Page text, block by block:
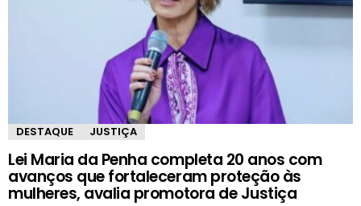
DESTAQUE JUSTIÇA
Lei Maria da Penha completa 20 anos com
avanços que fortaleceram proteção às
mulheres, avalia promotora de Justiça